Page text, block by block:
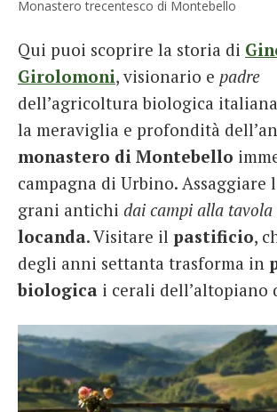
Monastero trecentesco di Montebello
Qui puoi scoprire la storia di
Girolomoni, visionario e padre
dell’agricoltura biologica
la meraviglia e profondità
monastero di Montebello
campagna di Urbino. Assaggiare
grani antichi dai campi alla tavola
locanda. Visitare il pastificio,
degli anni settanta trasforma in
biologica i cerali dell’altopiano